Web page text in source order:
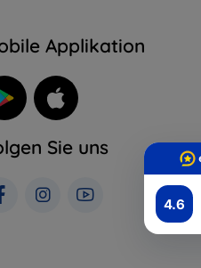
4.6
Applikation
Sie uns